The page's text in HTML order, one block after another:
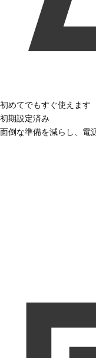
初めてでもすぐ使えます
初期設定済み
面倒な準備を減らし、電